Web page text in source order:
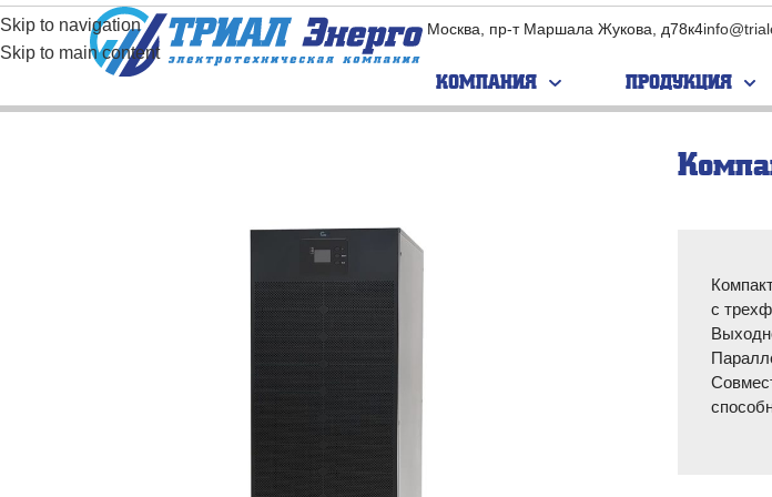
Skip to navigation
Skip to main content
Москва, пр-т Маршала Жукова, д78к4
КОМПАНИЯ ПРОДУКЦИЯ
тор­ные ИБП
ные ИБП
Промышленные
ИБП
Промышленные
инверторы
Частотные
преобразователи
Промышленные
ПАРУС
Модульные ИБП
Промышленные
с